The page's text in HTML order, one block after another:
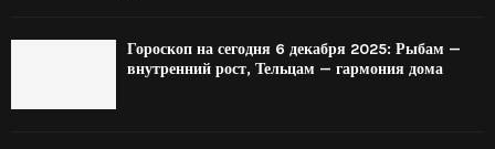
Гороскоп на сегодня 6 декабря 2025: Рыбам —
внутренний рост, Тельцам — гармония дома